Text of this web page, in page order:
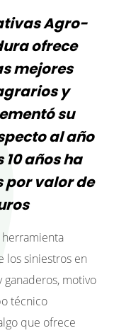
Agro-
ofrece
mejores
y
su
al año
años ha
por valor de
los siniestros en
motivo
técnico
que ofrece